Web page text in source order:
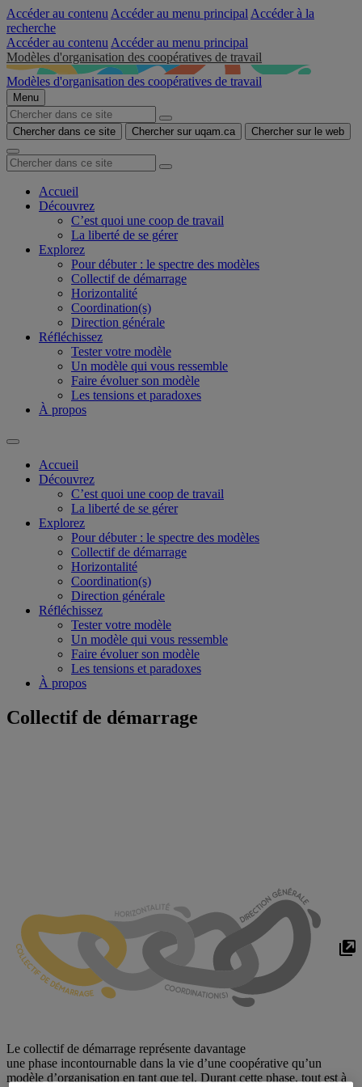
Accéder au contenu Accéder au menu principal Accéder à la
recherche
Accéder au contenu Accéder au menu principal
Modèles d'organisation des coopératives de travail
Modèles d'organisation des coopératives de travail
Menu
Chercher dans ce site Chercher sur uqam.ca Chercher sur le web
Accueil
Découvrez
C’est quoi une coop de travail
La liberté de se gérer
Explorez
Pour débuter : le spectre des modèles
Collectif de démarrage
Horizontalité
Coordination(s)
Direction générale
Réfléchissez
Tester votre modèle
Un modèle qui vous ressemble
Faire évoluer son modèle
Les tensions et paradoxes
À propos
Accueil
Découvrez
C’est quoi une coop de travail
La liberté de se gérer
Explorez
Pour débuter : le spectre des modèles
Collectif de démarrage
Horizontalité
Coordination(s)
Direction générale
Réfléchissez
Tester votre modèle
Un modèle qui vous ressemble
Faire évoluer son modèle
Les tensions et paradoxes
À propos
Collectif de démarrage
Le collectif de démarrage représente davantage
une phase incontournable dans la vie d’une coopérative qu’un
modèle d’organisation en tant que tel. Durant cette phase, tout est à